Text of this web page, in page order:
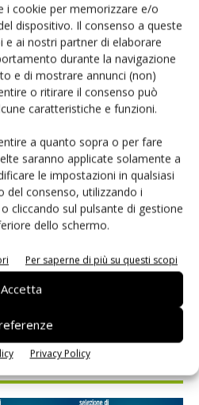
i cookie per memorizzare e/o
dispositivo. Il consenso a queste
ai nostri partner di elaborare
durante la navigazione
e di mostrare annunci (non)
o ritirare il consenso può
caratteristiche e funzioni.
a quanto sopra o per fare
saranno applicate solamente a
le impostazioni in qualsiasi
consenso, utilizzando i
cliccando sul pulsante di gestione
dello schermo.
Per saperne di più su questi scopi
Accetta
Privacy Policy
e sito web in questo browser per i